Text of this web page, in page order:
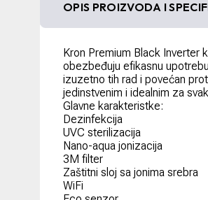
OPIS PROIZVODA I
Kron Premium Black Inverter
obezbeđuju efikasnu
izuzetno tih rad i povećan
jedinstvenim i idealnim za
Glavne karakteristke:
Dezinfekcija
UVC sterilizacija
Nano-aqua jonizacija
3M filter
Zaštitni sloj sa jonima srebra
WiFi